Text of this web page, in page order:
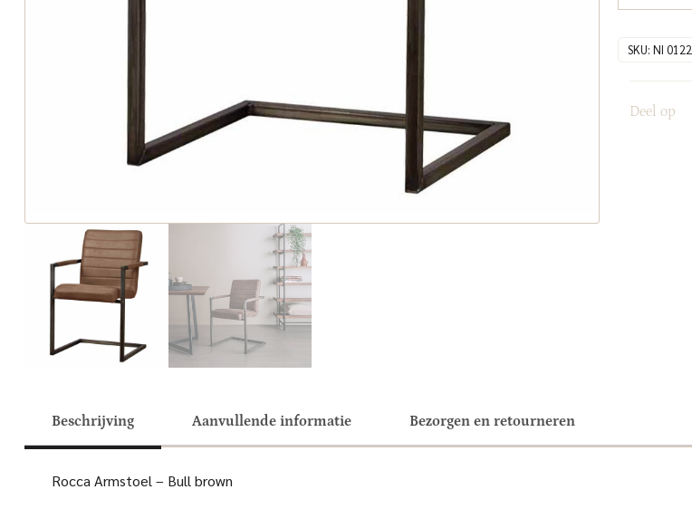
SKU: NI 0122
Deel op
Beschrijving Aanvullende informatie Bezorgen en retourneren
Rocca Armstoel – Bull brown